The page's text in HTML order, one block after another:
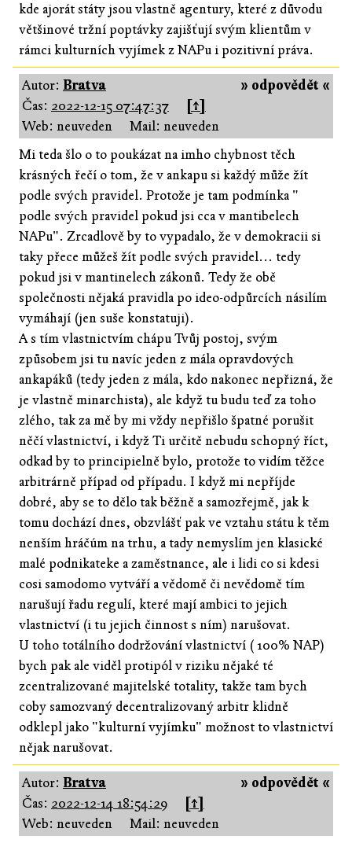
kde ajorát státy jsou vlastně agentury, které z důvodu
většinové tržní poptávky zajišťují svým klientům v
rámci kulturních vyjímek z NAPu i pozitivní práva.
» odpovědět «
Autor: Bratva
Čas: 2022-12-15 07:47:37
[↑]
Web: neuveden
Mail: neuveden
Mi teda šlo o to poukázat na imho chybnost těch
krásných řečí o tom, že v ankapu si každý může žít
podle svých pravidel. Protože je tam podmínka "
podle svých pravidel pokud jsi cca v mantibelech
NAPu". Zrcadlově by to vypadalo, že v demokracii si
taky přece můžeš žít podle svých pravidel... tedy
pokud jsi v mantinelech zákonů. Tedy že obě
společnosti nějaká pravidla po ideo-odpůrcích násilím
vymáhají (jen suše konstatuji).
A s tím vlastnictvím chápu Tvůj postoj, svým
způsobem jsi tu navíc jeden z mála opravdových
ankapáků (tedy jeden z mála, kdo nakonec nepřizná, že
je vlastně minarchista), ale když tu budu teď za toho
zlého, tak za mě by mi vždy nepřišlo špatné porušit
něčí vlastnictví, i když Ti určitě nebudu schopný říct,
odkad by to principielně bylo, protože to vidím těžce
arbitrárně případ od případu. I když mi nepříjde
dobré, aby se to dělo tak běžně a samozřejmě, jak k
tomu dochází dnes, obzvlášť pak ve vztahu státu k těm
nenším hráčúm na trhu, a tady nemyslím jen klasické
malé podnikateke a zaměstnance, ale i lidi co si kdesi
cosi samodomo vytváří a vědomě či nevědomě tím
narušují řadu regulí, které mají ambici to jejich
vlastnictví (i tu jejich činnost s ním) narušovat.
U toho totálního dodržování vlastnictví ( 100% NAP)
bych pak ale viděl protipól v riziku nějaké té
zcentralizované majitelské totality, takže tam bych
coby samozvaný decentralizovaný arbitr klidně
odklepl jako "kulturní vyjímku" možnost to vlastnictví
nějak narušovat.
» odpovědět «
Autor: Bratva
Čas: 2022-12-14 18:54:29
[↑]
Web: neuveden
Mail: neuveden